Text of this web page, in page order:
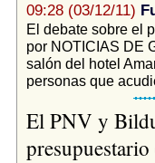
09:28 (03/12/11)
El debate sobre el
por NOTICIAS DE
salón del hotel
personas que
El PNV y
presupuestario